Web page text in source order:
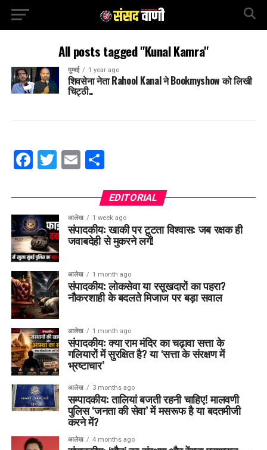
All posts tagged "Kunal Kamra"
मुम्बई 1 year ago
शिवसेना नेता Rahool Kanal ने Bookmyshow को लिखी
चिट्ठी..
Facebook
Twitter
EmailShare
EDITORIAL
आलेख 1 week ago
संपादकीय: खाकी पर टूटता विश्वास: जब रक्षक ही
जवाबदेही से मुकरने लगें!
आलेख 1 month ago
संपादकीय: लोकसेवा या रसूखदारों का पहरा?
नौकरशाही के बदलते मिजाज पर बड़ा सवाल
आलेख 1 month ago
संपादकीय: क्या राम मंदिर का चढ़ावा सत्ता के
गलियारों में सुरक्षित है? या ‘सत्ता के संरक्षण में
भ्रष्टाचार’
आलेख 3 months ago
सम्पादकीय: तालियां बजती रहनी चाहिए! मालवणी
पुलिस ‘जनता की सेवा’ में मसरूफ है या बदतमीजी
करने में?
आलेख 4 months ago